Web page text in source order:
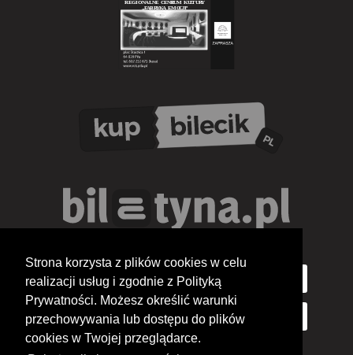
Strona korzysta z plików cookies w celu
realizacji usług i zgodnie z Polityką
Prywatności. Możesz określić warunki
przechowywania lub dostępu do plików
cookies w Twojej przeglądarce.